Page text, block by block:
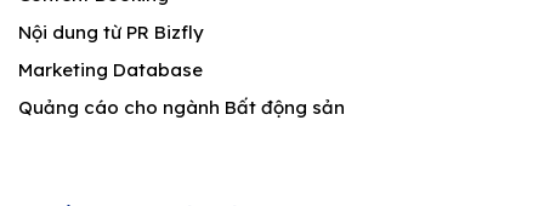
Nội dung từ PR Bizfly
Marketing Database
Quảng cáo cho ngành Bất động sản